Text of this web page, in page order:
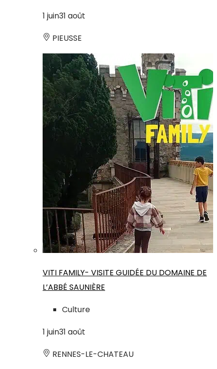
1 juin31 août
PIEUSSE
VITI FAMILY- VISITE GUIDÉE DU DOMAINE DE
L’ABBÉ SAUNIÈRE
Culture
1 juin31 août
RENNES-LE-CHATEAU